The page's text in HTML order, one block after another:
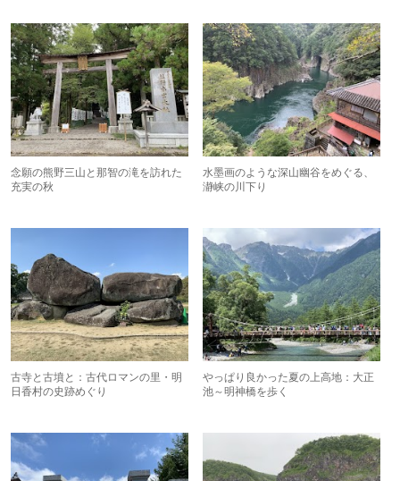
念願の熊野三山と那智の滝を訪れた
充実の秋
水墨画のような深山幽谷をめぐる、
瀞峡の川下り
古寺と古墳と：古代ロマンの里・明
日香村の史跡めぐり
やっぱり良かった夏の上高地：大正
池～明神橋を歩く